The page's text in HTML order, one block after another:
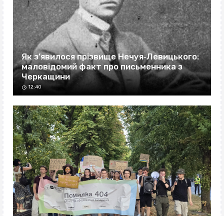
Як з’явилося прізвище Нечуя‐Левицького:
маловідомий факт про письменника з
Черкащини
12:40